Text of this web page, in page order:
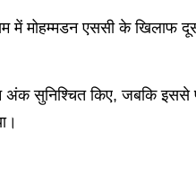
में मोहम्मडन एससी के खिलाफ
अंक सुनिश्चित किए, जबकि